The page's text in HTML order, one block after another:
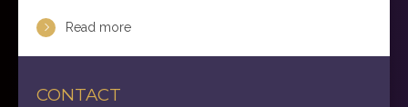
Read more
CONTACT